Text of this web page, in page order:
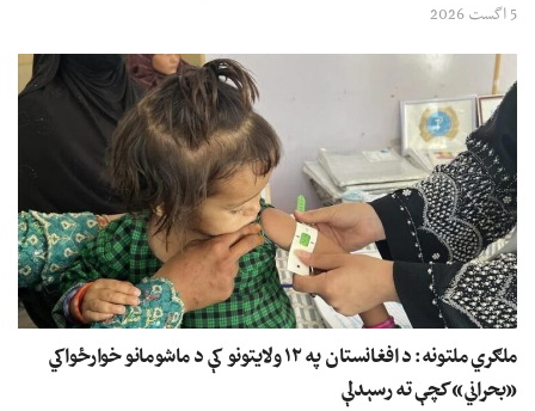
5 اگست 2026
ملګري ملتونه: د افغانستان په ۱۲ ولایتونو کې د ماشومانو خوارځواکي
«بحراني» کچې ته رسېدلې